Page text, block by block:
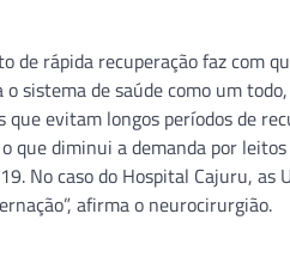
rápida recuperação faz com
sistema de saúde como um
evitam longos períodos de
que diminui a demanda por
No caso do Hospital Cajuru, as
afirma o neurocirurgião.